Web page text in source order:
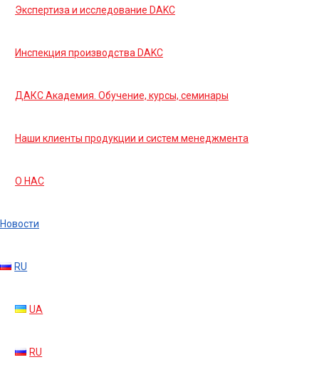
Экспертиза и исследование DAKC
Инспекция производства DAKC
ДАКС Академия. Обучение, курсы, семинары
Наши клиенты продукции и систем менеджмента
О НАС
Новости
RU
UA
RU